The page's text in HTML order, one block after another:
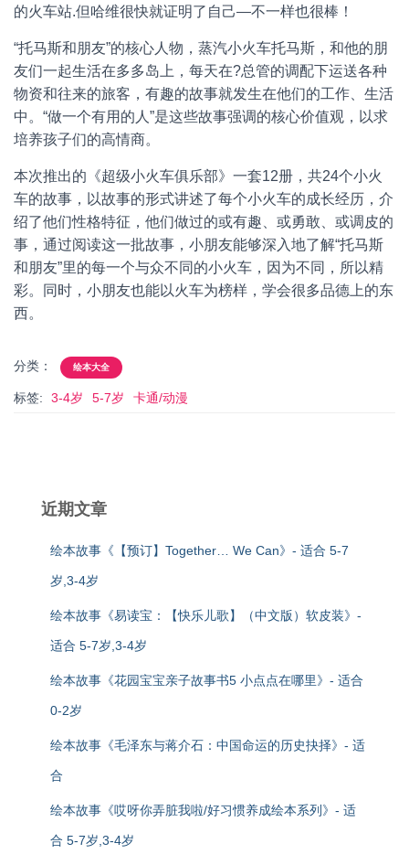
的火车站.但哈维很快就证明了自己—不一样也很棒！
“托马斯和朋友”的核心人物，蒸汽小火车托马斯，和他的朋
友们一起生活在多多岛上，每天在?总管的调配下运送各种
物资和往来的旅客，有趣的故事就发生在他们的工作、生活
中。“做一个有用的人”是这些故事强调的核心价值观，以求
培养孩子们的高情商。
本次推出的《超级小火车俱乐部》一套12册，共24个小火
车的故事，以故事的形式讲述了每个小火车的成长经历，介
绍了他们性格特征，他们做过的或有趣、或勇敢、或调皮的
事，通过阅读这一批故事，小朋友能够深入地了解“托马斯
和朋友”里的每一个与众不同的小火车，因为不同，所以精
彩。同时，小朋友也能以火车为榜样，学会很多品德上的东
西。
分类： 绘本大全
标签: 3-4岁 5-7岁 卡通/动漫
近期文章
绘本故事《【预订】Together… We Can》- 适合 5-7
岁,3-4岁
绘本故事《易读宝：【快乐儿歌】（中文版）软皮装》-
适合 5-7岁,3-4岁
绘本故事《花园宝宝亲子故事书5 小点点在哪里》- 适合
0-2岁
绘本故事《毛泽东与蒋介石：中国命运的历史抉择》- 适
合
绘本故事《哎呀你弄脏我啦/好习惯养成绘本系列》- 适
合 5-7岁,3-4岁